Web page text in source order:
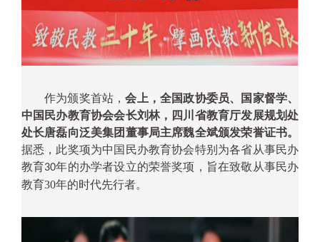
作为颁奖首站，会上，全国政协委员、国家督学、
中国民办教育协会会长刘林，四川省教育厅发展规划处
处长唐磊向泛美集团董事局主席魏全斌颁发荣誉证书。
据悉，此奖项为中国民办教育协会特别为各省从事民办
教育30年的办学者设立的荣誉奖项，旨在致敬从事民办
教育30年的时代先行者。